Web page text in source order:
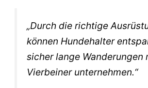
„Durch die richtige
können Hundehalter
sicher lange Wanderungen
Vierbeiner unternehmen.“